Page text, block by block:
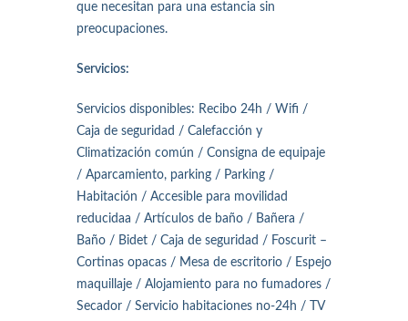
que necesitan para una estancia sin
preocupaciones.
Servicios:
Servicios disponibles: Recibo 24h / Wifi /
Caja de seguridad / Calefacción y
Climatización común / Consigna de equipaje
/ Aparcamiento, parking / Parking /
Habitación / Accesible para movilidad
reducidaa / Artículos de baño / Bañera /
Baño / Bidet / Caja de seguridad / Foscurit –
Cortinas opacas / Mesa de escritorio / Espejo
maquillaje / Alojamiento para no fumadores /
Secador / Servicio habitaciones no-24h / TV